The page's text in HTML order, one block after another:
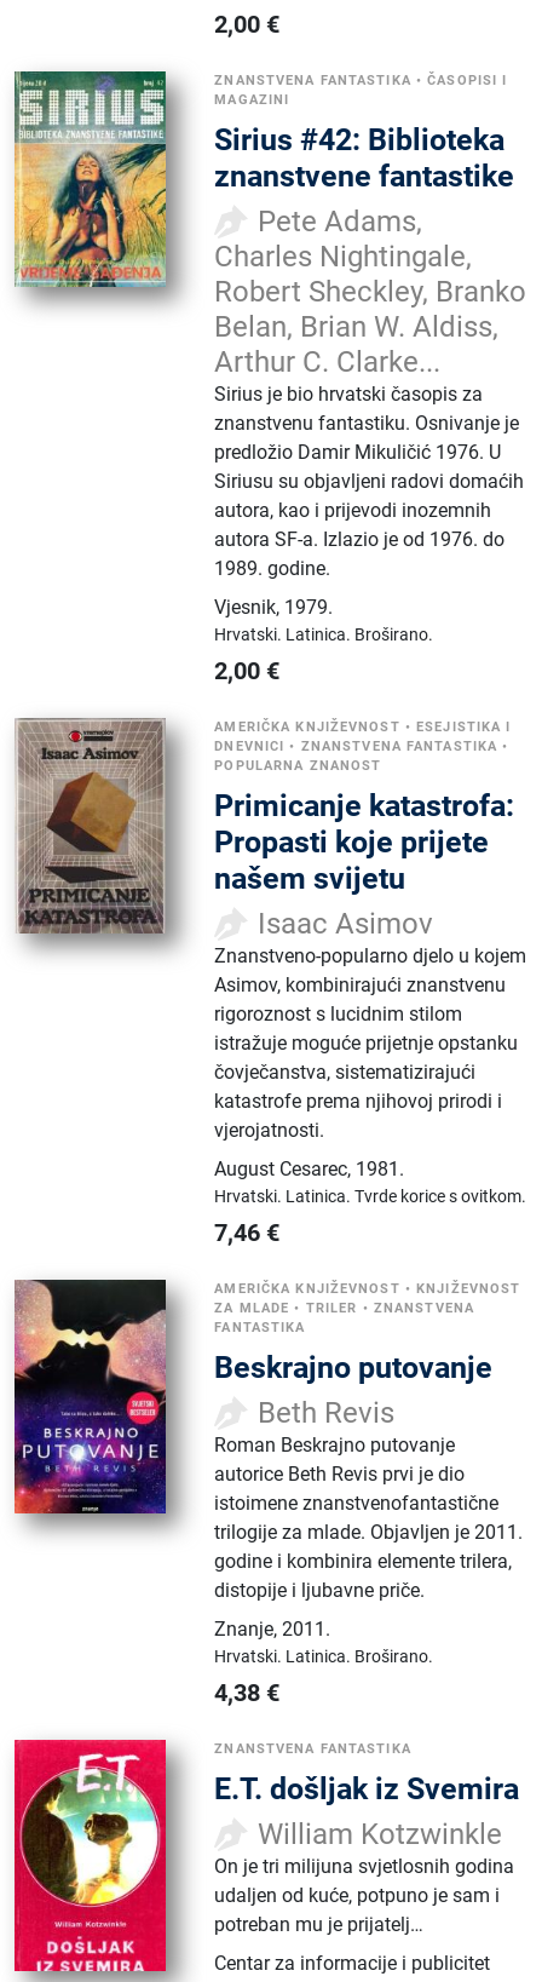
2,00 €
ZNANSTVENA FANTASTIKA •ČASOPISI I
MAGAZINI
Sirius #42: Biblioteka
znanstvene fantastike
Pete Adams,
Charles Nightingale,
Robert Sheckley, Branko
Belan, Brian W. Aldiss,
Arthur C. Clarke...
Sirius je bio hrvatski časopis za
znanstvenu fantastiku. Osnivanje je
predložio Damir Mikuličić 1976. U
Siriusu su objavljeni radovi domaćih
autora, kao i prijevodi inozemnih
autora SF-a. Izlazio je od 1976. do
1989. godine.
Vjesnik, 1979.
Hrvatski. Latinica. Broširano.
2,00 €
AMERIČKA KNJIŽEVNOST • ESEJISTIKA I
DNEVNICI
• ZNANSTVENA FANTASTIKA •
POPULARNA ZNANOST
Primicanje katastrofa:
Propasti koje prijete
našem svijetu
Isaac Asimov
Znanstveno-popularno djelo u kojem
Asimov, kombinirajući znanstvenu
rigoroznost s lucidnim stilom
istražuje moguće prijetnje opstanku
čovječanstva, sistematizirajući
katastrofe prema njihovoj prirodi i
vjerojatnosti.
August Cesarec, 1981.
Hrvatski. Latinica.Tvrde korice s ovitkom.
7,46 €
AMERIČKA KNJIŽEVNOST • KNJIŽEVNOST
ZA MLADE • TRILER • ZNANSTVENA
FANTASTIKA
Beskrajno putovanje
Beth Revis
​Roman Beskrajno putovanje
autorice Beth Revis prvi je dio
istoimene znanstvenofantastične
trilogije za mlade. Objavljen je 2011.
godine i kombinira elemente trilera,
distopije i ljubavne priče.
Znanje,2011.
Hrvatski. Latinica. Broširano.
4,38 €
ZNANSTVENA FANTASTIKA
E.T. došljak iz Svemira
William Kotzwinkle
On je tri milijuna svjetlosnih godina
udaljen od kuće, potpuno je sam i
potreban mu je prijatelj…
Centar za informacije i publicitet